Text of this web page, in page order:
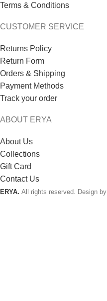
Terms & Conditions
CUSTOMER SERVICE
Returns Policy
Return Form
Orders & Shipping
Payment Methods
Track your order
ABOUT ERYA
About Us
Collections
Gift Card
Contact Us
ERYA. All rights reserved. Design by